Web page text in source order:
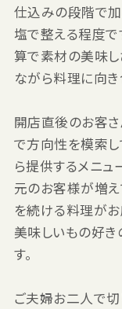
仕込みの段階で
塩で整える程度で
算で素材の美味し
ながら料理に向き
開店直後のお客
で方向性を模索
ら提供するメニュ
元のお客様が増え
を続ける料理が
美味しいもの好
す。
ご夫婦お二人で切